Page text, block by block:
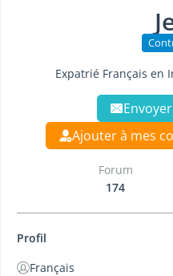
Expatrié Français en
Ajouter à mes
Forum
174
Profil
Français